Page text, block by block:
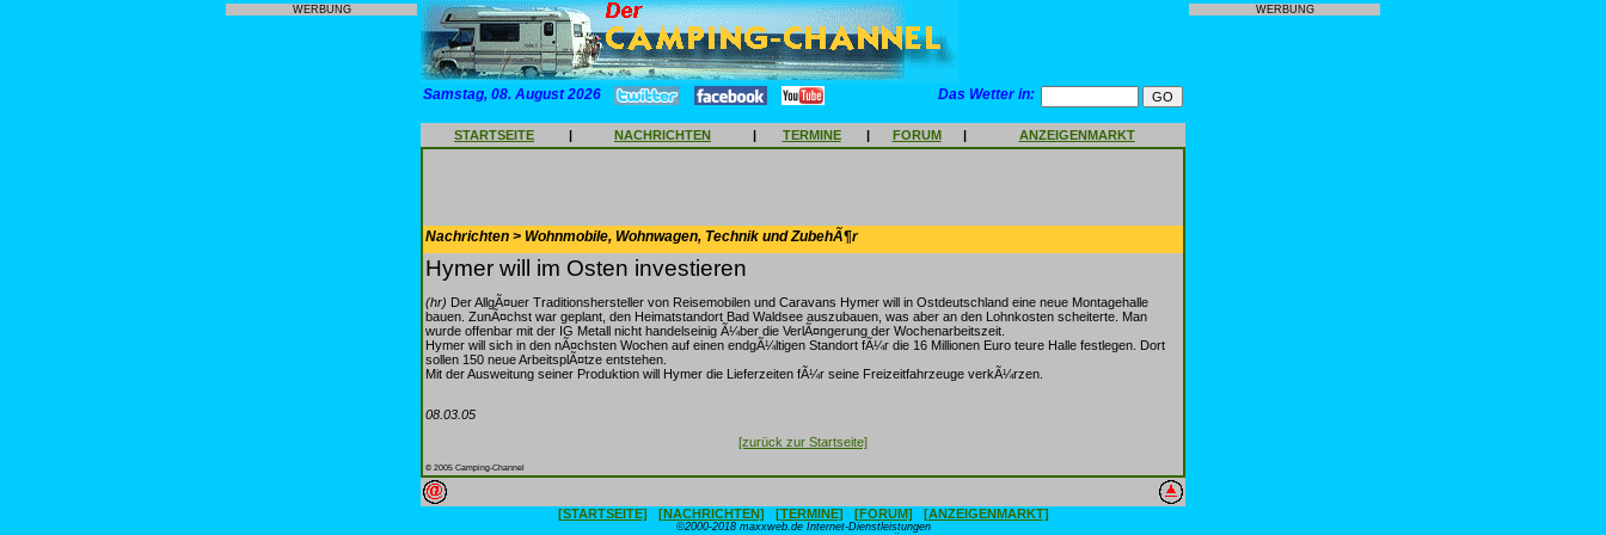
WERBUNG
Samstag, 08. August 2026 Das Wetter in:
STARTSEITE | NACHRICHTEN | TERMINE | FORUM | ANZEIGENMARKT
Nachrichten > Wohnmobile, Wohnwagen, Technik und ZubehÃ¶r
Hymer will im Osten investieren
(hr) Der AllgÃ¤uer Traditionshersteller von Reisemobilen und Caravans Hymer will in Ostdeutschland eine neue Montagehalle
bauen. ZunÃ¤chst war geplant, den Heimatstandort Bad Waldsee auszubauen, was aber an den Lohnkosten scheiterte. Man
wurde offenbar mit der IG Metall nicht handelseinig Ã¼ber die VerlÃ¤ngerung der Wochenarbeitszeit.
Hymer will sich in den nÃ¤chsten Wochen auf einen endgÃ¼ltigen Standort fÃ¼r die 16 Millionen Euro teure Halle festlegen. Dort
sollen 150 neue ArbeitsplÃ¤tze entstehen.
Mit der Ausweitung seiner Produktion will Hymer die Lieferzeiten fÃ¼r seine Freizeitfahrzeuge verkÃ¼rzen.
08.03.05
[zurück zur Startseite]
© 2005 Camping-Channel
[STARTSEITE] [NACHRICHTEN] [TERMINE] [FORUM] [ANZEIGENMARKT]
©2000-2018 maxxweb.de Internet-Dienstleistungen
WERBUNG